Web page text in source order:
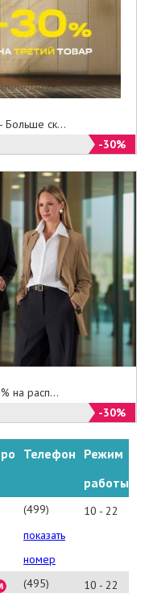
Больше ск...
-30%
на расп...
-30%
Телефон Режим
работы
(499)
729-
23-
40
показать
номер
10 - 22
(495)
10 - 22